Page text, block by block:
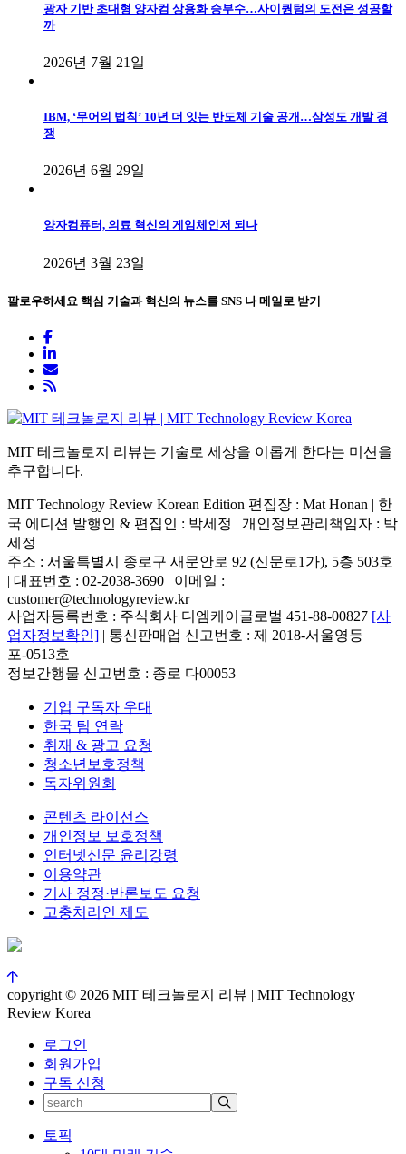
광자 기반 초대형 양자컴 상용화 승부수…사이퀀텀의 도전은 성공할
까
2026년 7월 21일
IBM, ‘무어의 법칙’ 10년 더 잇는 반도체 기술 공개…삼성도 개발 경
쟁
2026년 6월 29일
양자컴퓨터, 의료 혁신의 게임체인저 되나
2026년 3월 23일
팔로우하세요 핵심 기술과 혁신의 뉴스를 SNS 나 메일로 받기
MIT 테크놀로지 리뷰는 기술로 세상을 이롭게 한다는 미션을
추구합니다.
MIT Technology Review Korean Edition 편집장 : Mat Honan | 한
국 에디션 발행인 & 편집인 : 박세정 | 개인정보관리책임자 : 박
세정
주소 : 서울특별시 종로구 새문안로 92 (신문로1가), 5층 503호
| 대표번호 : 02-2038-3690 | 이메일 :
customer@technologyreview.kr
사업자등록번호 : 주식회사 디엠케이글로벌 451-88-00827 [사
업자정보확인] | 통신판매업 신고번호 : 제 2018-서울영등
포-0513호
정보간행물 신고번호 : 종로 다00053
기업 구독자 우대
한국 팀 연락
취재 & 광고 요청
청소년보호정책
독자위원회
콘텐츠 라이선스
개인정보 보호정책
인터넷신문 윤리강령
이용약관
기사 정정·반론보도 요청
고충처리인 제도
copyright © 2026 MIT 테크놀로지 리뷰 | MIT Technology
Review Korea
로그인
회원가입
구독 신청
토픽